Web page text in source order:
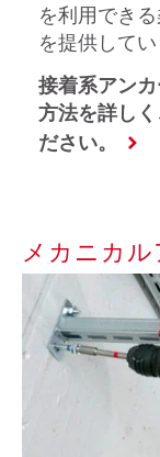
を利用でき
を提供してい
接着系アン
方法を詳しく
ださい。
メカニカ